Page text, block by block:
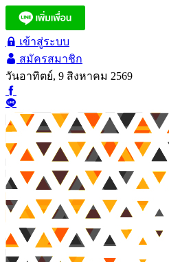
เข้าสู่ระบบ
สมัครสมาชิก
วันอาทิตย์, 9 สิงหาคม 2569